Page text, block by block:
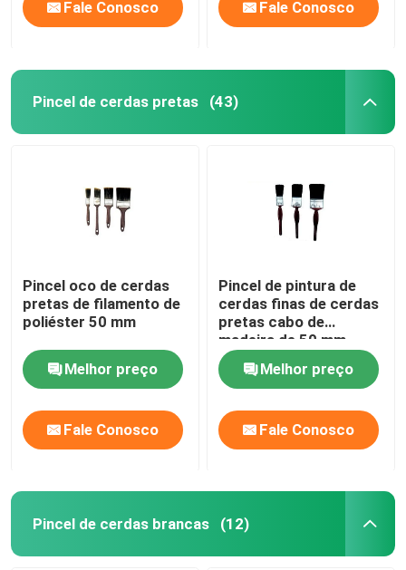
Fale Conosco Fale Conosco
Pincel de cerdas pretas (43)
Pincel oco de cerdas
pretas de filamento de
poliéster 50 mm
Melhor preço
Fale Conosco
Pincel de pintura de
cerdas finas de cerdas
pretas cabo de
madeira de 50 mm
Melhor preço
Fale Conosco
Pincel de cerdas brancas (12)